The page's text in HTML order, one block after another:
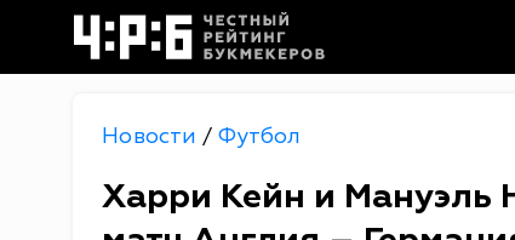
Новости / Футбол
Харри Кейн и Мануэль